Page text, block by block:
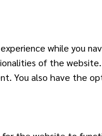
while you
of the
You also have the